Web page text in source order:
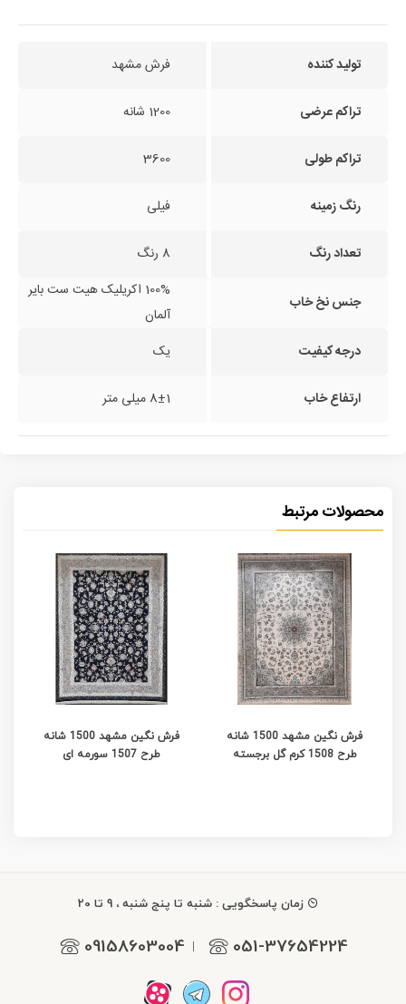
تولید کننده فرش مشهد
تراکم عرضی 1200 شانه
تراکم طولی 3600
رنگ زمینه فیلی
تعداد رنگ 8 رنگ
جنس نخ خاب
100% اکریلیک هیت ست بایر
آلمان
درجه کیفیت
یک
ارتفاع خاب 8±1 میلی متر
محصولات مرتبط
فرش نگین مشهد 1500 شانه
طرح 1508 کرم گل برجسته
فرش نگین مشهد 1500 شانه
طرح 1507 سورمه ای
زمان پاسخگویی : شنبه تا پنج شنبه ، 9 تا 20
051-37654224
|
09158603004